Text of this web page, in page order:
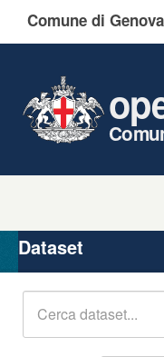
Comune di Genova
Organizzazioni
Gruppi
Dataset